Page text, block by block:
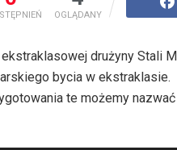
OGLĄDANY
ekstraklasowej drużyny Stali
bycia w
te możemy